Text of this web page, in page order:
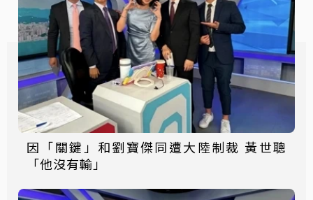
因「關鍵」和劉寶傑同遭大陸制裁 黃世聰
「他沒有輸」